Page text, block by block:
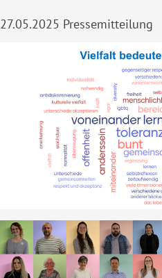
27.05.2025 Pressemitteilung